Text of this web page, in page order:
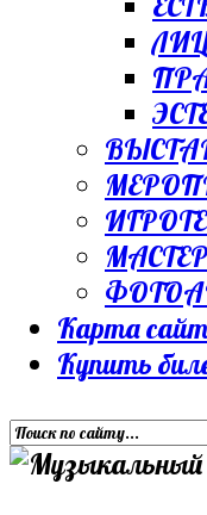
Карта
Купить